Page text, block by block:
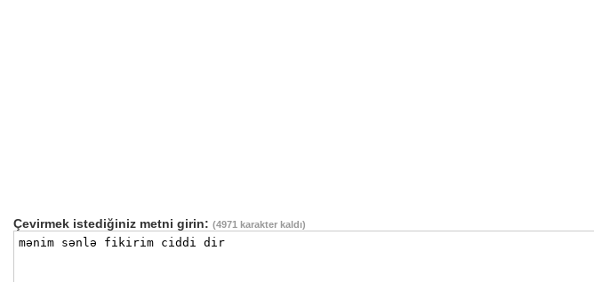
Çevirmek istediğiniz metni girin: (4971 karakter kaldı)